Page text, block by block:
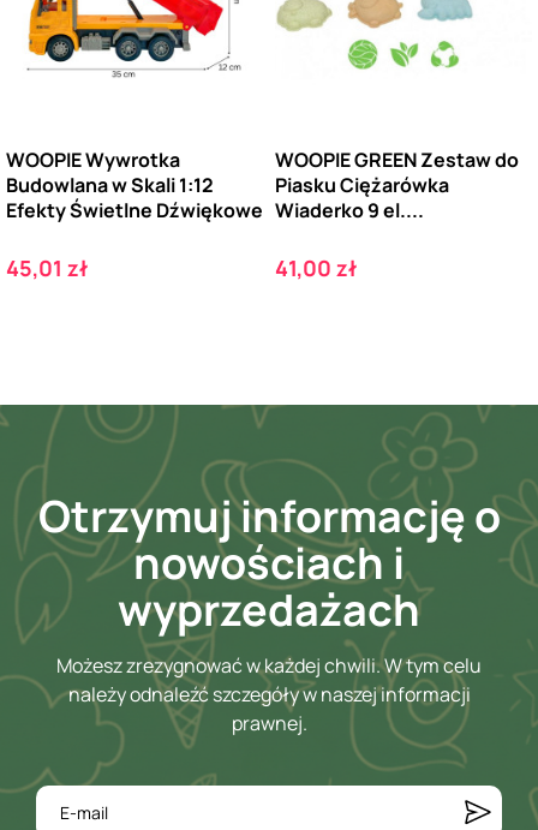
WOOPIE Wywrotka
Budowlana w Skali 1:12
Efekty Świetlne Dźwiękowe
Cena
45,01 zł
WOOPIE GREEN Zestaw do
Piasku Ciężarówka
Wiaderko 9 el....
Cena
41,00 zł
Otrzymuj informację o
nowościach i
wyprzedażach
Możesz zrezygnować w każdej chwili. W tym celu
należy odnaleźć szczegóły w naszej informacji
prawnej.